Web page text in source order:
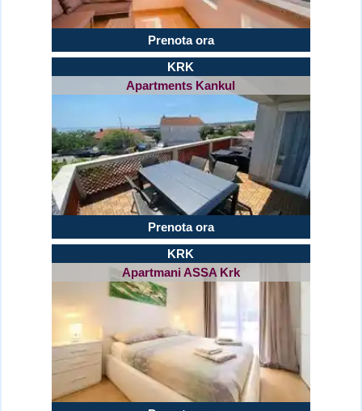
Prenota ora
KRK
Apartments Kankul
Prenota ora
KRK
Apartmani ASSA Krk